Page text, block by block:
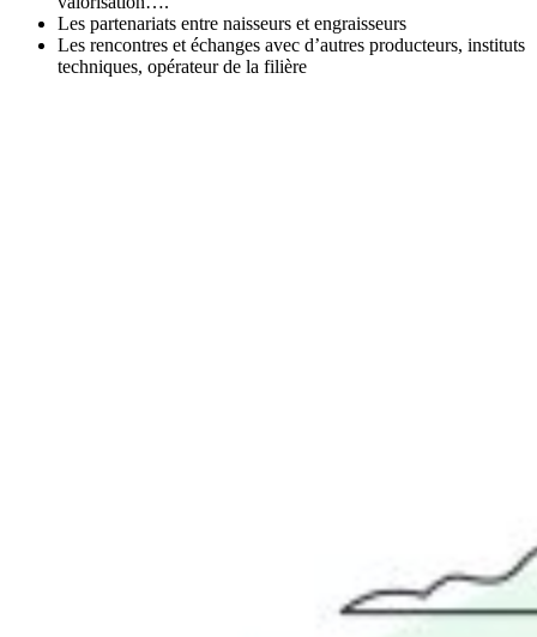
Les partenariats entre naisseurs et engraisseurs
Les rencontres et échanges avec d’autres producteurs, instituts
techniques, opérateur de la filière